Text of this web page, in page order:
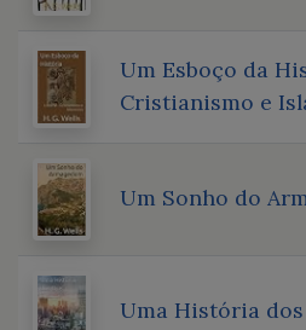
Um Esboço da
Cristianismo e
Um Sonho do
Uma História